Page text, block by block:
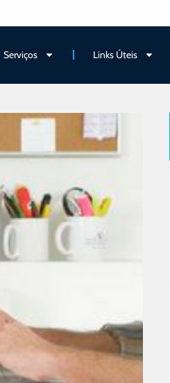
Serviços Links Úteis